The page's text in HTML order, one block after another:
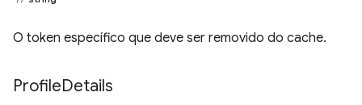
O token específico que deve ser removido do cache.
ProfileDetails